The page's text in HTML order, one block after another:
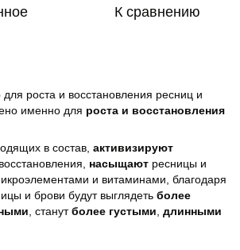
К сравнению
роста и восстановления ресниц и
именно для роста и восстановления
в состав, активизируют
насыщают ресницы и
и витаминами, благодаря
и брови будут выглядеть более
, станутболее густыми длинными